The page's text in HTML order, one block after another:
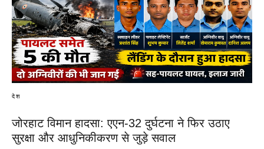
देश
जोरहाट विमान हादसा: एएन-32 दुर्घटना ने फिर उठाए
सुरक्षा और आधुनिकीकरण से जुड़े सवाल